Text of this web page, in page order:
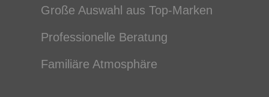
Große Auswahl aus Top-Marken
Professionelle Beratung
Familiäre Atmosphäre